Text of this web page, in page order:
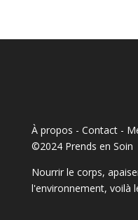
À propos - Contact-
©2024 Prends en Soin
Nourrir le corps,
l'environnement, voilà